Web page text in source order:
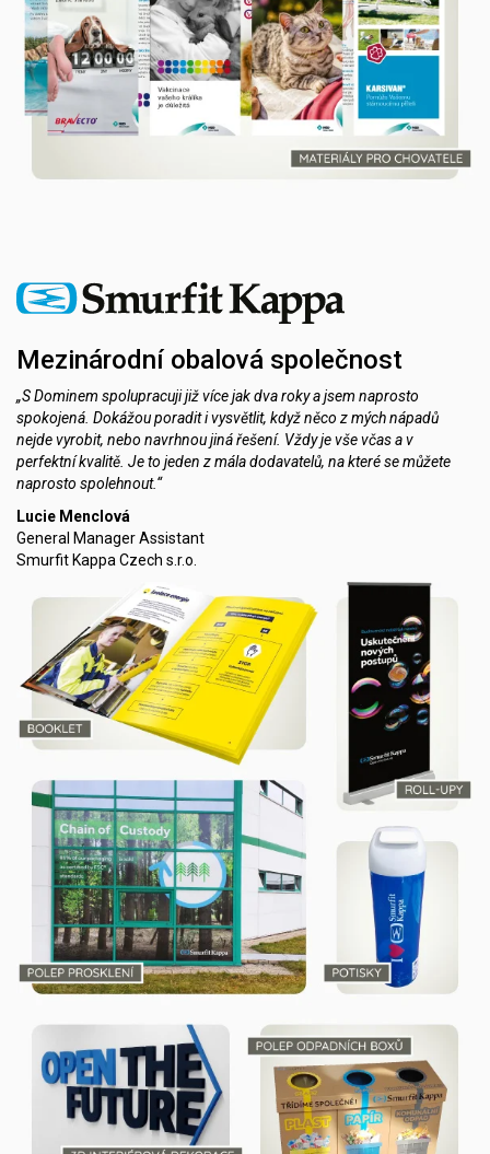
Mezinárodní obalová společnost
„S Dominem spolupracuji již více jak dva roky a jsem naprosto
spokojená. Dokážou poradit i vysvětlit, když něco z mých nápadů
nejde vyrobit, nebo navrhnou jiná řešení. Vždy je vše včas a v
perfektní kvalitě. Je to jeden z mála dodavatelů, na které se můžete
naprosto spolehnout.“
Lucie Menclová
General Manager Assistant
Smurfit Kappa Czech s.r.o.